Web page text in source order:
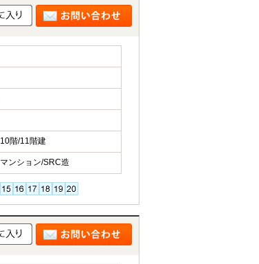
10階/11階建
マンション/SRC造